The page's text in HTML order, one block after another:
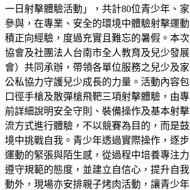
一日射擊體驗活動」，共計80位青少年、
參與，在專業、安全的環境中體驗射擊運
積正向經驗，度過充實且難忘的暑假。本
協會及社團法人台南市全人教育及兒少發
會）共同承辦，帶領各單位服務之兒少及
公私協力守護兒少成長的力量。活動內容
口徑手槍及散彈槍飛靶三項射擊體驗，由
前詳細說明安全守則、裝備操作及基本射
流方式進行體驗，不以競賽為目的，而是
境中挑戰自我。青少年透過實際操作，逐
運動的緊張與陌生感，從過程中培養專注
遵守規範的態度，並建立自信心，提升自
動外，現場亦安排親子烤肉活動，讓青少